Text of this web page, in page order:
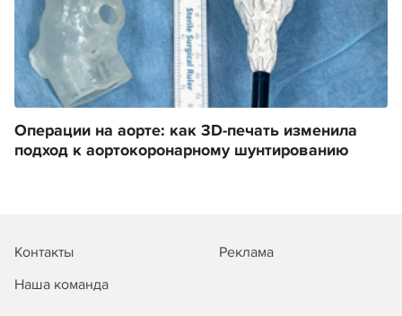
Операции на аорте: как 3D-печать изменила
подход к аортокоронарному шунтированию
Контакты
Реклама
Наша команда